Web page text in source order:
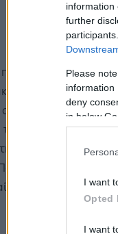
information
further
Please
information
deny
in below
I want
Opted
I want
ακολουθούσαν
ξενώνα από τους
χώρο. Το
Μακεδονίτικης
καρδιά του
φιλοξενίας